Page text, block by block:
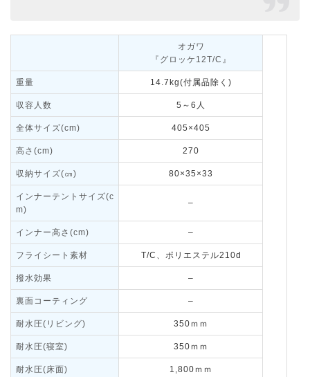
オガワ
『グロッケ12T/C』
重量 14.7kg(付属品除く)
収容人数 5～6人
全体サイズ(cm) 405×405
高さ(cm) 270
収納サイズ(㎝) 80×35×33
インナーテントサイズ(c
m)
–
インナー高さ(cm) –
フライシート素材 T/C、ポリエステル210d
撥水効果 –
裏面コーティング –
耐水圧(リビング) 350ｍｍ
耐水圧(寝室) 350ｍｍ
耐水圧(床面) 1,800ｍｍ